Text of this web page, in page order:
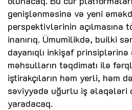
genişlənməsinə və yeni
perspektivlərinin açılmasına
inanırıq. Ümumilikdə, builki
dayanıqlı inkişaf
məhsulların təqdimatı ilə
iştirakçıların həm yerli, həm
səviyyədə uğurlu iş əlaqələri
yaradacaq.